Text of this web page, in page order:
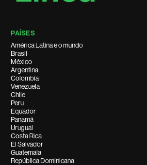
PAÍSES
América Latina e o mundo
Brasil
México
Argentina
Colombia
Venezuela
Chile
Peru
Equador
Panamá
Uruguai
Costa Rica
El Salvador
Guatemala
República Dominicana